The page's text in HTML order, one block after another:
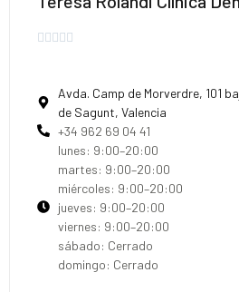

Avda. Camp de Morverdre, 101
de Sagunt, Valencia
+34 962 69 04 41
lunes: 9:00–20:00
martes: 9:00–20:00
miércoles: 9:00–20:00
jueves: 9:00–20:00
viernes: 9:00–20:00
sábado: Cerrado
domingo: Cerrado